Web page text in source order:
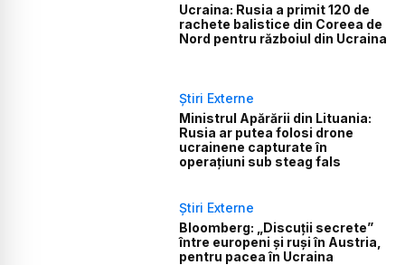
Ucraina: Rusia a primit 120 de
rachete balistice din Coreea de
Nord pentru războiul din Ucraina
Știri Externe
Ministrul Apărării din Lituania:
Rusia ar putea folosi drone
ucrainene capturate în
operațiuni sub steag fals
Știri Externe
Bloomberg: „Discuții secrete”
între europeni și ruși în Austria,
pentru pacea în Ucraina